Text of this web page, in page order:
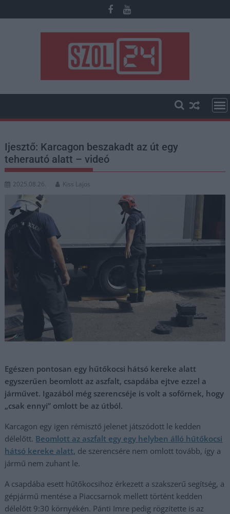
to
Ijesztő: Karcagon beszakadt az út egy
teherautó alatt – videó
2025.08.26. Kiss Lajos
Egészen pontosan egy hűtőkocsi hátsó kereke alatt
egyszerűen beomlott az aszfalt, csapdába ejtve ezzel a
járművet. Igazából még szerencséje is volt a sofőrnek, hogy
„csak ennyi” omlott be az útból.
Karcagon egy igen rémisztő jelenet játszódott le kedden
délelőtt. Beomlott az aszfalt egy egy helyben álló hűtőkocsi
hátsó kereke alatt, de szerencsére nem omlott tovább, így a
jármű nem zuhant le.
A csapdába esett hűtőkocsihoz érkezett a szakszerű segítség, a
gépjármű mentése a Piaccsarnok mellett történt kedden
délelőtt 9:30 környékén. Pánti Imre pedig rögzítette is az